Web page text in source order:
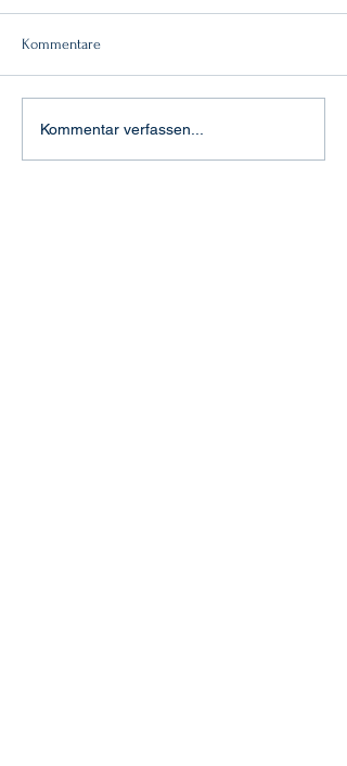
"Feuertaufe" in Aachen
Kommentare
Kommentar verfassen...